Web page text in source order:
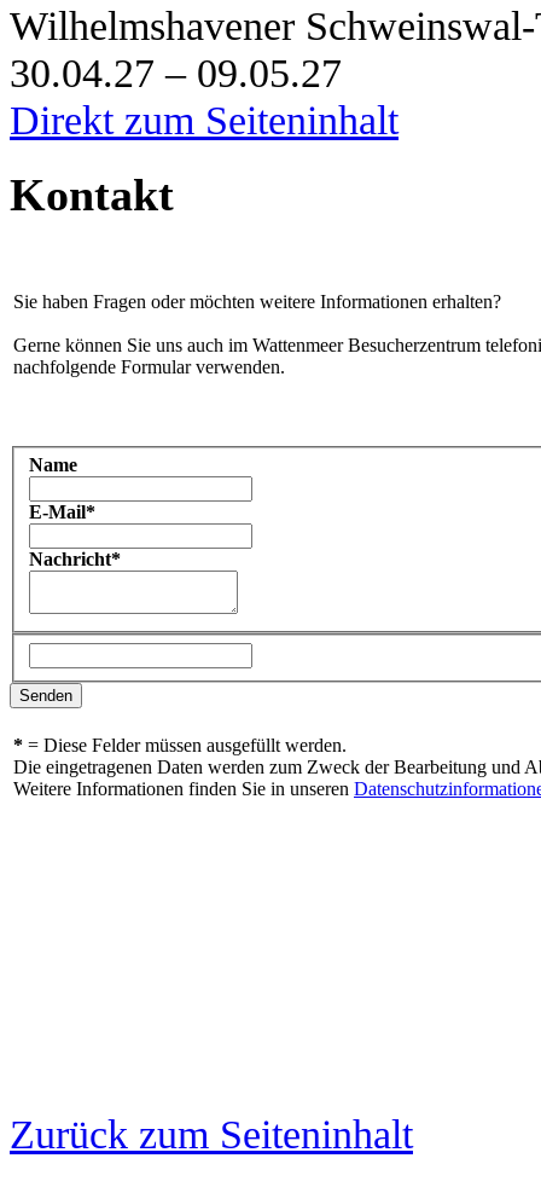
Wilhelmshavener Schweinswal-
30.04.27 – 09.05.27
Direkt zum Seiteninhalt
Kontakt
Sie haben Fragen oder möchten weitere Informationen erhalten?
Gerne können Sie uns auch im Wattenmeer Besucherzentrum
nachfolgende Formular verwenden.
Name
E-Mail*
Nachricht*
* = Diese Felder müssen ausgefüllt werden.
Die eingetragenen Daten werden zum Zweck der Bearbeitung und
Weitere Informationen finden Sie in unseren
Zurück zum Seiteninhalt